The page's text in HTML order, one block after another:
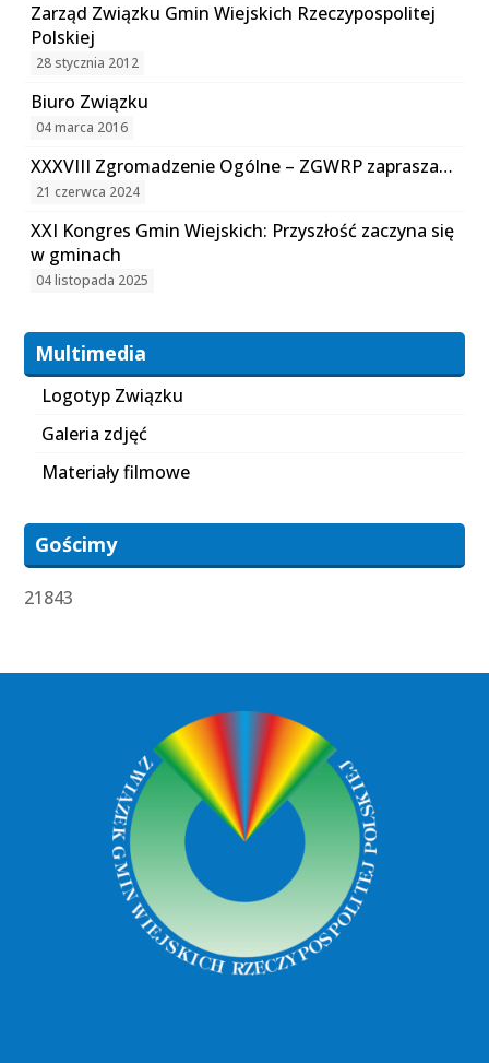
Zarząd Związku Gmin Wiejskich Rzeczypospolitej
Polskiej
28 stycznia 2012
Biuro Związku
04 marca 2016
XXXVIII Zgromadzenie Ogólne – ZGWRP zaprasza…
21 czerwca 2024
XXI Kongres Gmin Wiejskich: Przyszłość zaczyna się
w gminach
04 listopada 2025
Multimedia
Logotyp Związku
Galeria zdjęć
Materiały filmowe
Gościmy
21843